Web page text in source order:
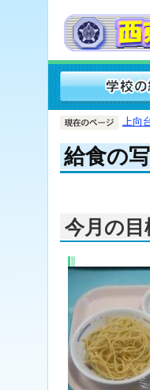
上向
給食の
今月の